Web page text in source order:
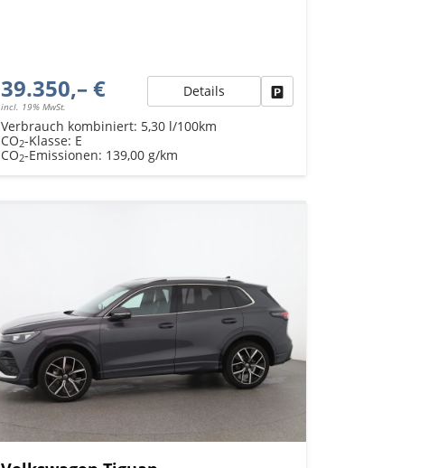
39.350,– €
incl. 19% MwSt.
Details Fahrzeug parken
Verbrauch kombiniert: 5,30 l/100km
CO2-Klasse: E
CO2-Emissionen: 139,00 g/km